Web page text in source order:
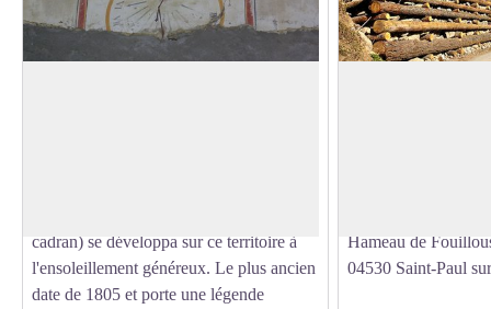
cadran) se développa sur ce territoire à
l'ensoleillement généreux. Le plus ancien
date de 1805 et porte une légende
Hameau de
04530 Saint-Paul